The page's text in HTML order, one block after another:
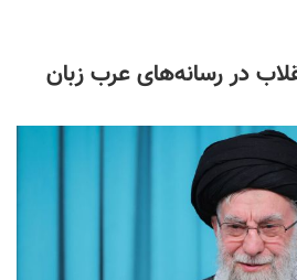
در رسانه‌های عرب زبان